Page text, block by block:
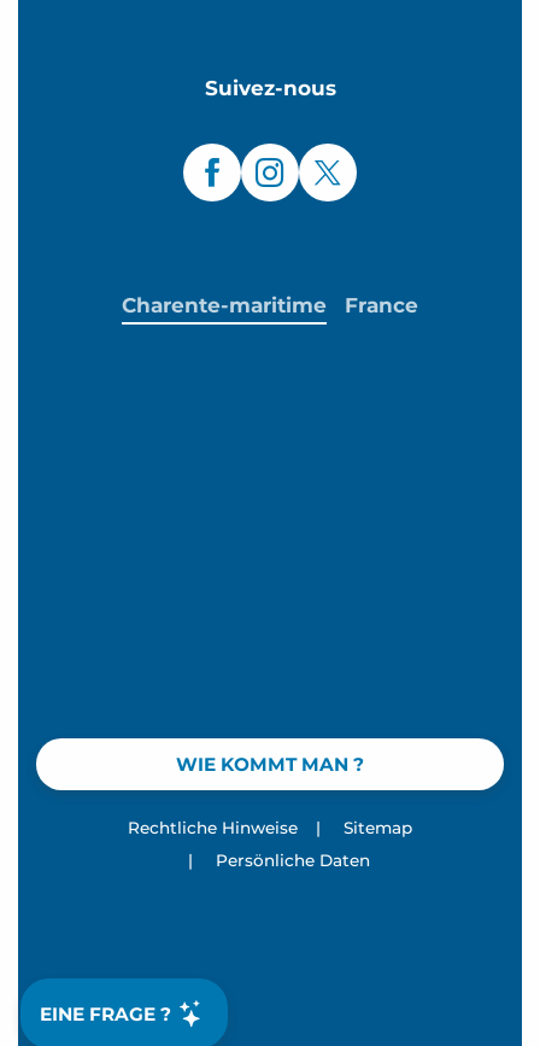
EINE FRAGE ?
Suivez-nous
WIE KOMMT MAN ?
Charente-maritime France
Rechtliche Hinweise |
Sitemap
|
Persönliche Daten